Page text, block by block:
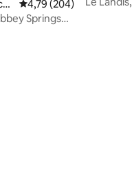
Évaluation moyenne
4,79 (204)
Springs